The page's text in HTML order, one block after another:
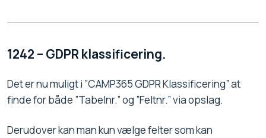
1242 – GDPR klassificering.
Det er nu muligt i ”CAMP365 GDPR Klassificering” at
finde for både ”Tabelnr.” og ”Feltnr.” via opslag.
Derudover kan man kun vælge felter som kan